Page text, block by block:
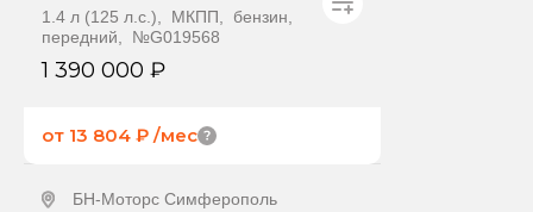
1.4 л (125 л.с.), МКПП, бензин,
передний, №G019568
1 390 000 ₽
от 13 804 ₽ /мес
БН-Моторс Симферополь